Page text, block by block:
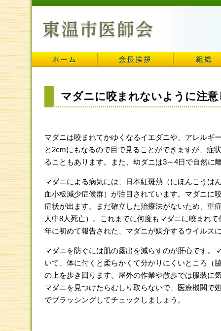
マダニに咬まれないように注
マダニは咬まれてかゆくなるイエダニや、アレルギ
と2cmにもなるので目で見ることができますが、症
ることもあります。また、幼ダニは3～4日で自然
マダニによる病気には、日本紅斑熱（にほんこうは
血小板減少症候群）が注目されています。マダニ
症状が出ます。まだ確立した治療法がないため、重
人中8人死亡）。これまでに何度もマダニに咬まれ
年に初めて報告された、マダニが媒介するウイルス
マダニを防ぐには肌の露出を減らすのが肝心です。
いて、体に付くと柔らかくて分かりにくいところ（
の上を歩き回ります。屋外の作業や散歩では服装に
マダニを見つけたらむしり取らないで、医療機関で
でブラッシングしてチェックしましょう。